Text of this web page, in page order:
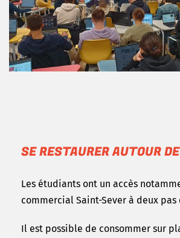
SE RESTAURER AUTOUR
Les étudiants ont un accès
commercial Saint-Sever à deux pas
Il est possible de consommer sur